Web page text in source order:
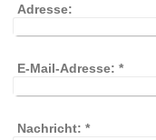
Adresse:
E-Mail-Adresse: *
Nachricht: *